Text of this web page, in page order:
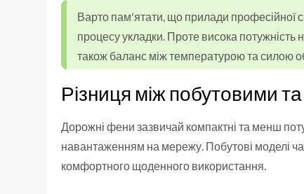
Варто пам'ятати, що прилади професійної
процесу укладки. Проте висока
також баланс між температурою та силою
Різниця між побутовими
Дорожні фени зазвичай компактні та менш
навантаженням на мережу. Побутові моделі
комфортного щоденного використання.